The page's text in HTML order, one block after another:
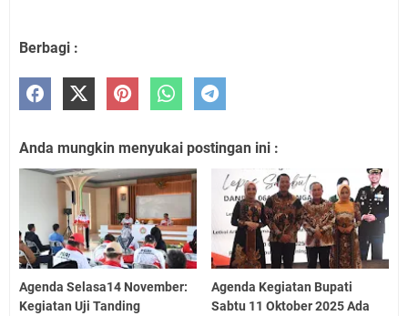
Berbagi :
Anda mungkin menyukai postingan ini :
Agenda Selasa14 November:
Kegiatan Uji Tanding
Agenda Kegiatan Bupati
Sabtu 11 Oktober 2025 Ada